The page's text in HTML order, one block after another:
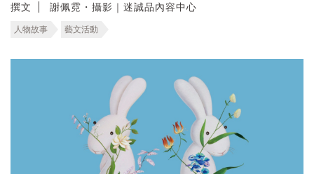
撰文 謝佩霓・攝影｜迷誠品內容中心
人物故事 藝文活動